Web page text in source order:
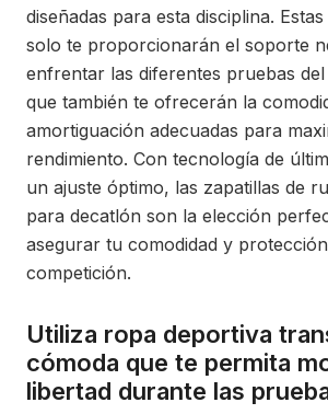
diseñadas para esta disciplina.
solo te proporcionarán el soporte
enfrentar las diferentes pruebas
que también te ofrecerán la
amortiguación adecuadas para
rendimiento. Con tecnología de
un ajuste óptimo, las zapatillas de
para decatlón son la elección
asegurar tu comodidad y
competición.
Utiliza ropa deportiva
cómoda que te permita
libertad durante las